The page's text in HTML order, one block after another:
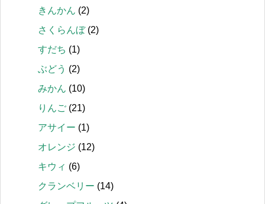
きんかん (2)
さくらんぼ(2)
すだち (1)
ぶどう (2)
みかん (10)
りんご (21)
アサイー (1)
オレンジ (12)
キウィ (6)
クランベリー (14)